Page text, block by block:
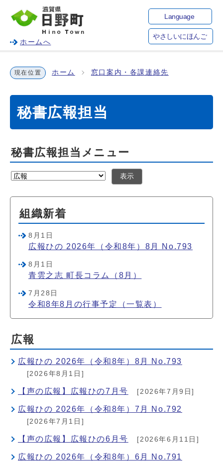
ホームへ
Language
やさしいにほんご
現在位置 ホーム 窓口案内・各課連絡先
秘書広報担当
秘書広報担当メニュー
表示
組織新着
8月1日
広報ひの 2026年（令和8年）8月 No.793
8月1日
青雲之志 町長コラム（8月）
7月28日
令和8年8月の行事予定（一覧表）
広報
広報ひの 2026年（令和8年）8月 No.793
[2026年8月1日]
【声の広報】広報ひの7月号 [2026年7月9日]
広報ひの 2026年（令和8年）7月 No.792
[2026年7月1日]
【声の広報】広報ひの6月号 [2026年6月11日]
広報ひの 2026年（令和8年）6月 No.791